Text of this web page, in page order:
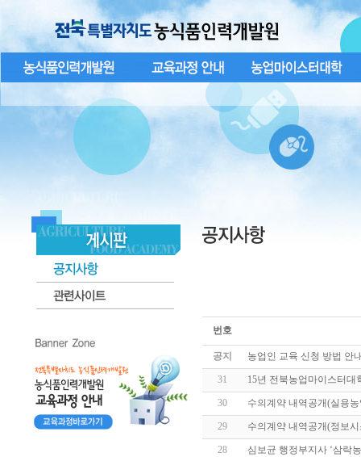
번호
공지 농업인 교육 신청 방법 안
31 15년 전북농업마이스터
30 수의계약 내역공개(실용
29 수의계약 내역공개(정보
28 심보균 행정부지사 ‘삼락